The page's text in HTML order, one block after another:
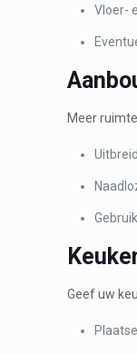
Vloer-
Meer
Geef uw